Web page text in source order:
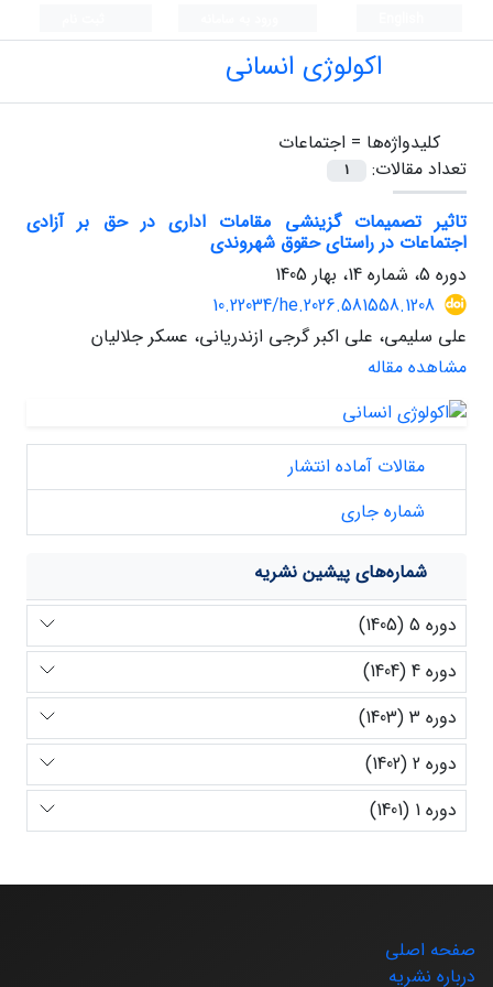
اکولوژی انسانی
کلیدواژه‌ها = اجتماعات
تعداد مقالات:
1
تاثیر تصمیمات گزینشی مقامات اداری در حق بر آزادی
اجتماعات در راستای حقوق شهروندی
دوره 5، شماره 14، بهار 1405
10.22034/he.2026.581558.1208
علی سلیمی، علی اکبر گرجی ازندریانی، عسکر جلالیان
مشاهده مقاله
مقالات آماده انتشار
شماره جاری
شماره‌های پیشین نشریه
دوره 5 (1405)
دوره 4 (1404)
دوره 3 (1403)
دوره 2 (1402)
دوره 1 (1401)
صفحه اصلی
درباره نشریه